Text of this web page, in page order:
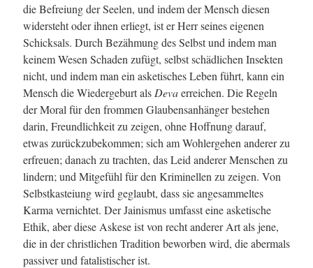
die Befreiung der Seelen, und indem der Mensch diesen
widersteht oder ihnen erliegt, ist er Herr seines eigenen
Schicksals. Durch Bezähmung des Selbst und indem man
keinem Wesen Schaden zufügt, selbst schädlichen Insekten
nicht, und indem man ein asketisches Leben führt, kann ein
Mensch die Wiedergeburt als Devaerreichen. Die Regeln
der Moral für den frommen Glaubensanhänger bestehen
darin, Freundlichkeit zu zeigen, ohne Hoffnung darauf,
etwas zurückzubekommen; sich am Wohlergehen anderer zu
erfreuen; danach zu trachten, das Leid anderer Menschen zu
lindern; und Mitgefühl für den Kriminellen zu zeigen. Von
Selbstkasteiung wird geglaubt, dass sie angesammeltes
Karma vernichtet. Der Jainismus umfasst eine asketische
Ethik, aber diese Askese ist von recht anderer Art als jene,
die in der christlichen Tradition beworben wird, die abermals
passiver und fatalistischer ist.